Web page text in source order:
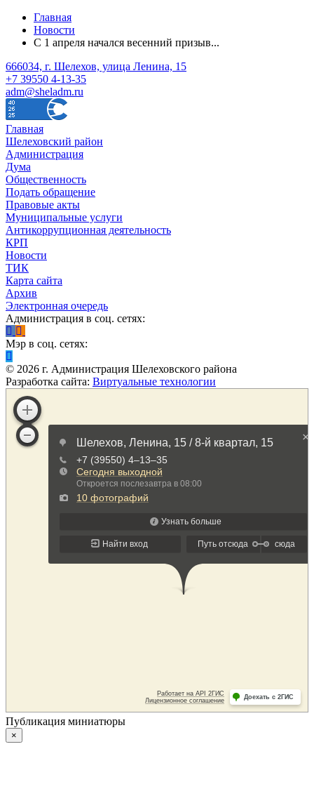
Главная
Новости
С 1 апреля начался весенний призыв...
666034, г. Шелехов, улица Ленина, 15
+7 39550 4-13-35
adm@sheladm.ru
Главная
Шелеховский район
Администрация
Дума
Общественность
Подать обращение
Правовые акты
Муниципальные услуги
Антикоррупционная деятельность
КРП
Новости
ТИК
Карта сайта
Архив
Электронная очередь
Администрация в соц. сетях:
Мэр в соц. сетях:
© 2026 г. Администрация Шелеховского района
Разработка сайта: Виртуальные технологии
Публикация миниатюры
×